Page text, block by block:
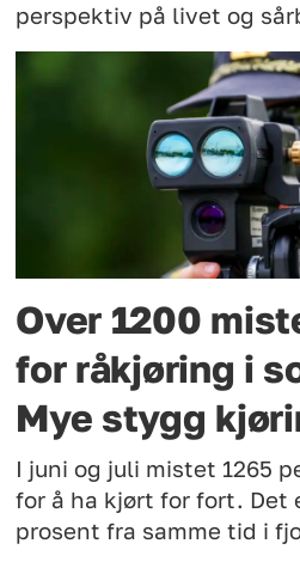
perspektiv på livet og
Over 1200
for råkjøring i
Mye stygg
I juni og juli mistet 1265
for å ha kjørt for fort. Det
prosent fra samme tid i